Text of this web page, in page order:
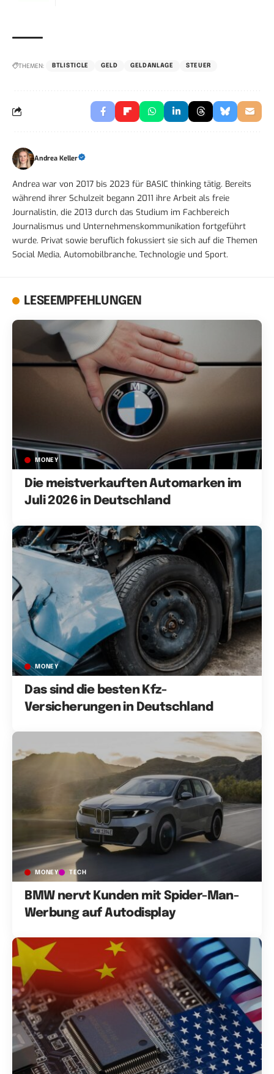
THEMEN: BTLISTICLE GELD GELDANLAGE STEUER
Andrea Keller
Andrea war von 2017 bis 2023 für BASIC thinking tätig. Bereits
während ihrer Schulzeit begann 2011 ihre Arbeit als freie
Journalistin, die 2013 durch das Studium im Fachbereich
Journalismus und Unternehmenskommunikation fortgeführt
wurde. Privat sowie beruflich fokussiert sie sich auf die Themen
Social Media, Automobilbranche, Technologie und Sport.
LESEEMPFEHLUNGEN
MONEY
Die meistverkauften Automarken im
Juli 2026 in Deutschland
MONEY
Das sind die besten Kfz-
Versicherungen in Deutschland
MONEY TECH
BMW nervt Kunden mit Spider-Man-
Werbung auf Autodisplay